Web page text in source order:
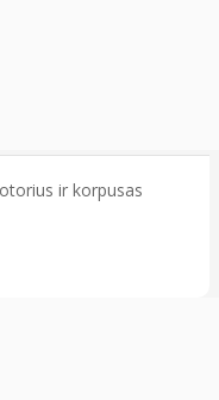
ir korpusas